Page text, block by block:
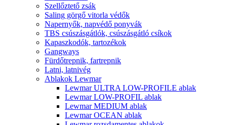
Szellőztető zsák
Saling görgő vitorla védők
Napernyők, napvédő ponyvák
TBS csúszásgátlók, csúszásgátló csíkok
Kapaszkodók, tartozékok
Gangways
Fürdőtrepnik, fartrepnik
Latni, latnivég
Ablakok Lewmar
Lewmar ULTRA LOW-PROFILE ablak
Lewmar LOW-PROFIL ablak
Lewmar MEDIUM ablak
Lewmar OCEAN ablak